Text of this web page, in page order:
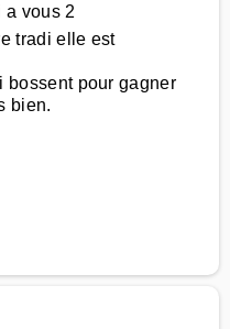
a vous 2
tradi elle est
bossent pour gagner
bien.